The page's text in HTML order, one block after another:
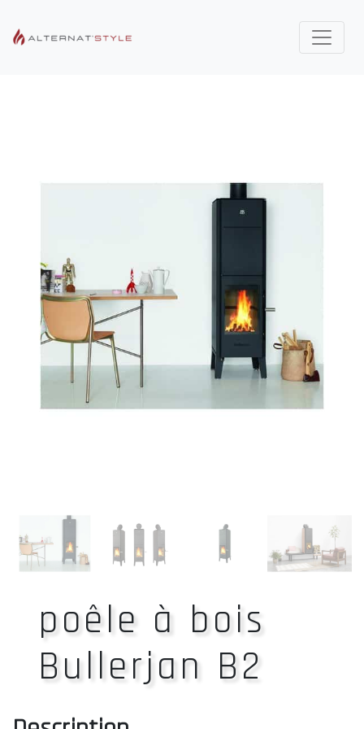
poêle à bois
Bullerjan B2